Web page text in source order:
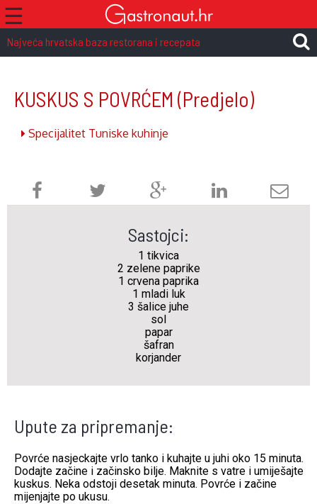
☰
Najveća hrvatska baza restorana i recepata
KUSKUS S POVRĆEM (Predjelo)
Specijalitet Tuniske kuhinje
Sastojci:
1 tikvica
2 zelene paprike
1 crvena paprika
1 mladi luk
3 šalice juhe
sol
papar
šafran
korjander
Upute za pripremanje:
Povrće nasjeckajte vrlo tanko i kuhajte u juhi oko 15 minuta.
Dodajte začine i začinsko bilje. Maknite s vatre i umiješajte
kuskus. Neka odstoji desetak minuta. Povrće i začine
mijenjajte po ukusu.